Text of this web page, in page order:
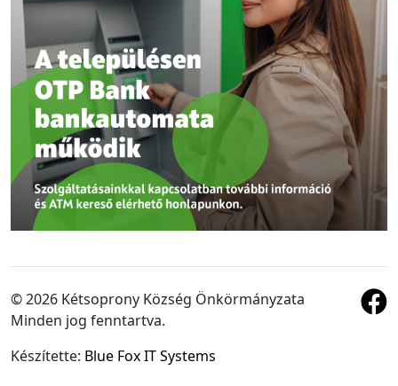
© 2026 Kétsoprony Község Önkörmányzata
Minden jog fenntartva.
Készítette: Blue Fox IT Systems